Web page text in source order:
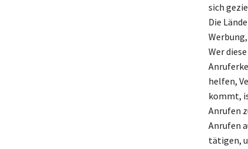
sich
Die
Wer
helfen,
kommt,
Anrufen
Anrufen
tätigen,